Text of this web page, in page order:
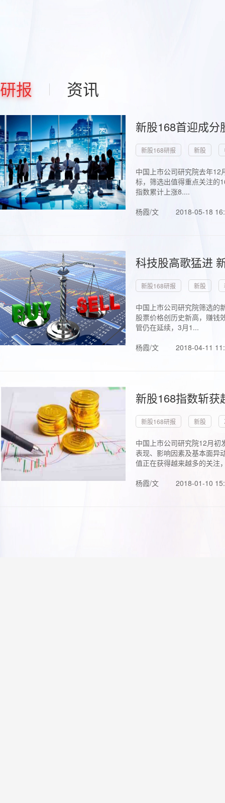
研报 资讯
新股168首迎成
新股168研报 新股
中国上市公司研究院去年
标，筛选出值得重点关注的
指数累计上涨8....
杨霞/文
2018-05-18
科技股高歌猛进
新股168研报 新股
中国上市公司研究院筛选的
股票价格创历史新高，赚钱
管仍在延续，3月1...
杨霞/文
2018-04-11
新股168指数斩
新股168研报 新股
中国上市公司研究院12月初
表现、影响因素及基本面异
值正在获得越来越多的关注
杨霞/文
2018-01-10